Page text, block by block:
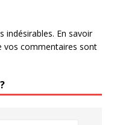
indésirables. En savoir
vos commentaires sont